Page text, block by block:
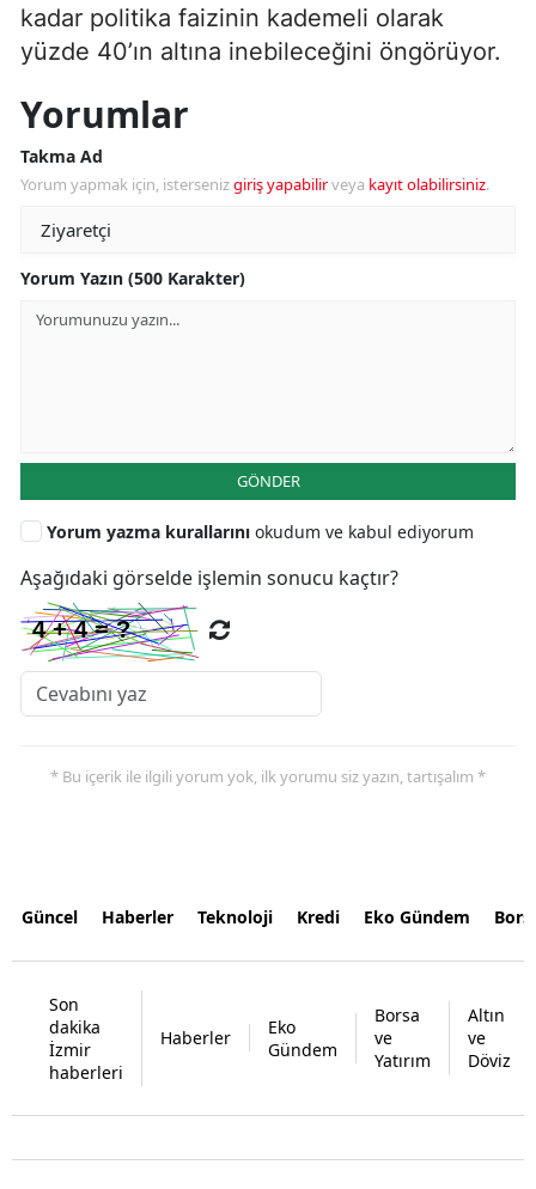
kadar politika faizinin kademeli olarak
yüzde 40’ın altına inebileceğini öngörüyor.
Yorumlar
Takma Ad
Yorum yapmak için, istersenizgiriş yapabilirveya kayıt olabilirsiniz.
Yorum Yazın (500 Karakter)
GÖNDER
Yorum yazma kurallarını okudum ve kabul ediyorum
Aşağıdaki görselde işlemin sonucu kaçtır?
* Bu içerik ile ilgili yorum yok, ilk yorumu siz yazın, tartışalım *
Güncel Haberler Teknoloji Kredi Eko Gündem
Son
dakika
İzmir
haberleri
Haberler
Eko
Gündem
Borsa
ve
Yatırım
Altın
ve
Döviz